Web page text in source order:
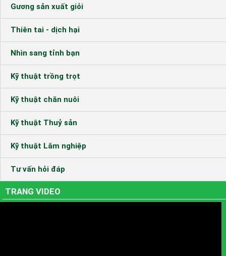
Gương sản xuất giỏi
Thiên tai - dịch hại
Nhìn sang tỉnh bạn
Kỹ thuật trồng trọt
Kỹ thuật chăn nuôi
Kỹ thuật Thuỷ sản
Kỹ thuật Lâm nghiệp
Tư vấn hỏi đáp
TRANG VIDEO